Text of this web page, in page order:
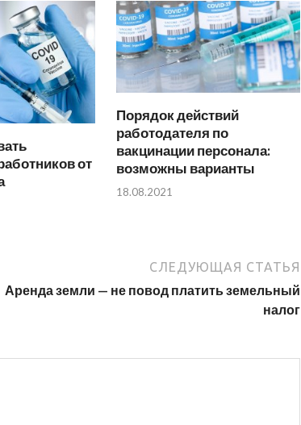
от
Порядок действий
работодателя по
вакцинации персонала:
возможны варианты
18.08.2021
СЛЕДУЮЩАЯ СТАТЬЯ
Аренда земли — не повод платить земельный
налог